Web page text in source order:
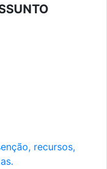
recursos,